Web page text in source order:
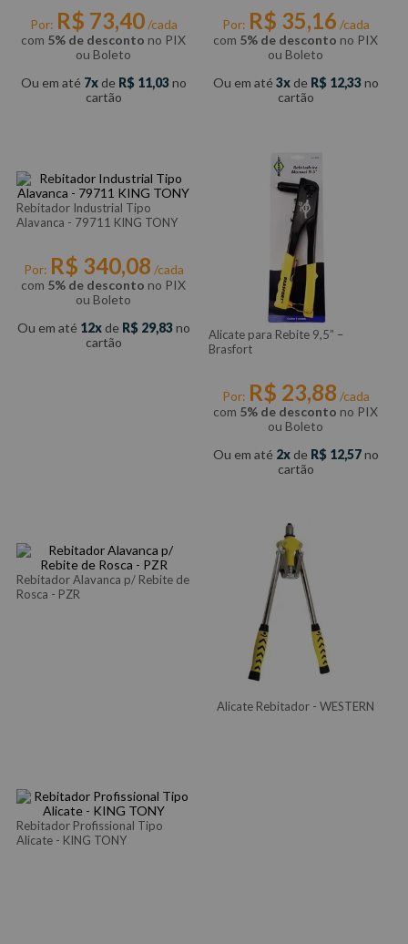
Por: R$ 73,40/cada
com 5% de desconto no PIX
ou Boleto
Ou em até 7 de R$ 11,03no
cartão
Por: R$ 35,16 /cada
com 5% de desconto no PIX
ou Boleto
Ou em até 3 de R$ 12,33no
cartão
Rebitador Industrial Tipo
Alavanca - 79711 KING TONY
Por: R$ 340,08 /cada
com 5% de desconto no PIX
ou Boleto
Ou em até 12 de R$ 29,83no
cartão
Alicate para Rebite 9,5” –
Brasfort
Por: R$ 23,88 /cada
com 5% de desconto no PIX
ou Boleto
Ou em até 2 de R$ 12,57no
cartão
Rebitador Alavanca p/ Rebite de
Rosca - PZR
Alicate Rebitador - WESTERN
Rebitador Profissional Tipo
Alicate - KING TONY